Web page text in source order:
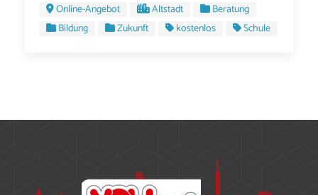
Online-Angebot Altstadt
Beratung
Bildung
Zukunft kostenlos Schule